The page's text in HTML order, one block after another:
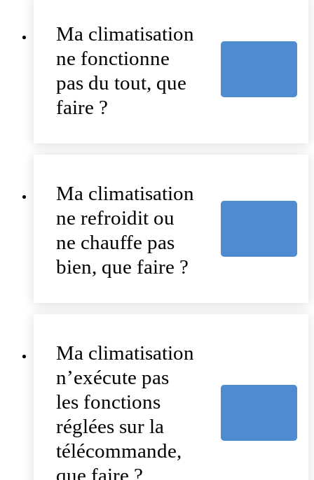
Ma climatisation
ne fonctionne
pas du tout, que
faire ?
Ma climatisation
ne refroidit ou
ne chauffe pas
bien, que faire ?
Ma climatisation
n’exécute pas
les fonctions
réglées sur la
télécommande,
que faire ?